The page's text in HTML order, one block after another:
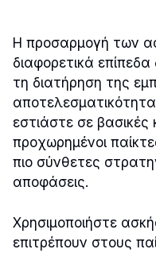
Η προσαρμογή των
διαφορετικά επίπεδα
τη διατήρηση της
εστιάστε σε βασικές
προχωρημένοι
πιο σύνθετες
αποφάσεις.
Χρησιμοποιήστε
επιτρέπουν στους